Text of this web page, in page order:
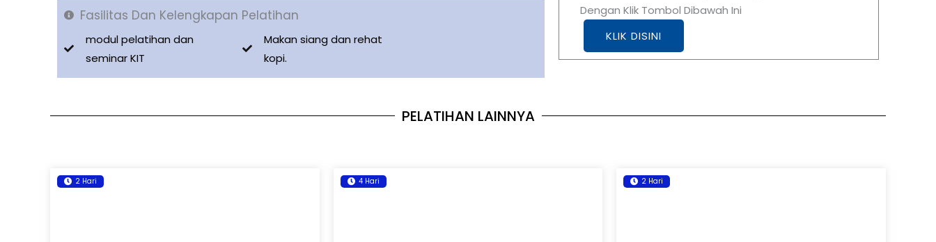
Fasilitas Dan Kelengkapan Pelatihan
modul pelatihan dan
seminar KIT
Makan siang dan rehat
kopi.
Dengan Klik Tombol Dibawah Ini
KLIK DISINI
PELATIHAN LAINNYA
2 Hari 4 Hari 2 Hari